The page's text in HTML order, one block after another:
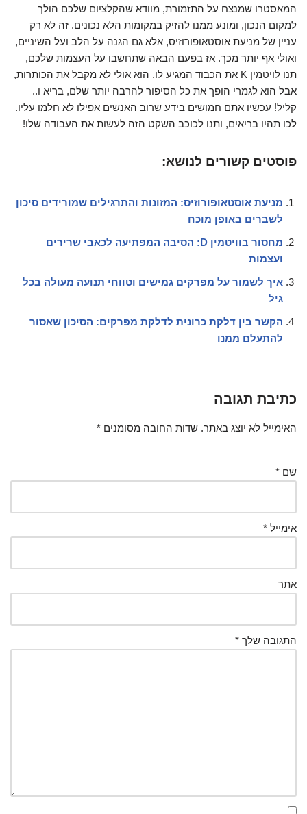
המאסטרו שמנצח על התזמורת, מוודא שהקלציום שלכם הולך
למקום הנכון, ומונע ממנו להזיק במקומות הלא נכונים. זה לא רק
עניין של מניעת אוסטאופורוזיס, אלא גם הגנה על הלב ועל השיניים,
ואולי אף יותר מכך. אז בפעם הבאה שתחשבו על העצמות שלכם,
תנו לויטמין K את הכבוד המגיע לו. הוא אולי לא מקבל את הכותרות,
אבל הוא לגמרי הופך את כל הסיפור להרבה יותר שלם, בריא ו..
קליל! עכשיו אתם חמושים בידע שרוב האנשים אפילו לא חלמו עליו.
לכו תהיו בריאים, ותנו לכוכב השקט הזה לעשות את העבודה שלו!
פוסטים קשורים לנושא:
מניעת אוסטאופורוזיס: המזונות והתרגילים שמורידים סיכון
לשברים באופן מוכח
מחסור בוויטמין D: הסיבה המפתיעה לכאבי שרירים
ועצמות
איך לשמור על מפרקים גמישים וטווחי תנועה מעולה בכל
גיל
הקשר בין דלקת כרונית לדלקת מפרקים: הסיכון שאסור
להתעלם ממנו
כתיבת תגובה
האימייל לא יוצג באתר. שדות החובה מסומנים *
שם *
אימייל *
אתר
התגובה שלך *